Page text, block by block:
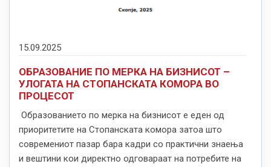
15.09.2025
ОБРАЗОВАНИЕ ПО МЕРКА НА БИЗНИСОТ –
УЛОГАТА НА СТОПАНСКАТА КОМОРА ВО
ПРОЦЕСОТ
Образованието по мерка на бизнисот е еден од
приоритетите на Стопанската комора затоа што
современиот пазар бара кадри со практични знаења
и вештини кои директно одговараат на потребите на